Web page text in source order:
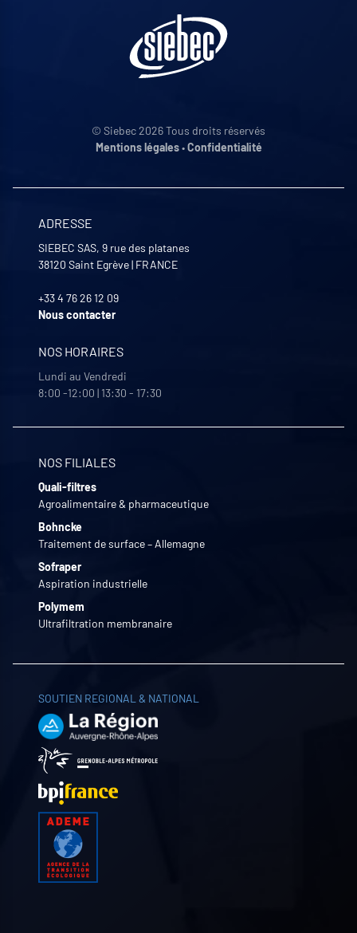
© Siebec 2026 Tous droits réservés
Mentions légales•Confidentialité
ADRESSE
SIEBEC SAS, 9 rue des platanes
38120 Saint Egrève| FRANCE
+33 4 76 26 12 09
Nous contacter
NOS HORAIRES
Lundi au Vendredi
8:00 -12:00 | 13:30 - 17:30
NOS FILIALES
Quali-filtres
Agroalimentaire & pharmaceutique
Bohncke
Traitement de surface – Allemagne
Sofraper
Aspiration industrielle
Polymem
Ultrafiltration membranaire
SOUTIEN REGIONAL & NATIONAL